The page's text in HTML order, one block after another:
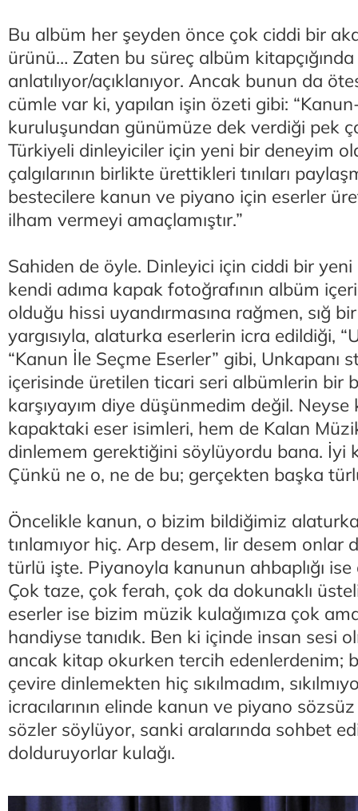
Bu albüm her şeyden önce çok ciddi bir
ürünü… Zaten bu süreç albüm kitapçığında
anlatılıyor/açıklanıyor. Ancak bunun da
cümle var ki, yapılan işin özeti gibi:
kuruluşundan günümüze dek verdiği pek
Türkiyeli dinleyiciler için yeni bir deneyim
çalgılarının birlikte ürettikleri tınıları
bestecilere kanun ve piyano için eserler
ilham vermeyi amaçlamıştır.”
Sahiden de öyle. Dinleyici için ciddi bir
kendi adıma kapak fotoğrafının albüm
olduğu hissi uyandırmasına rağmen, sığ
yargısıyla, alaturka eserlerin icra edildiği,
“Kanun İle Seçme Eserler” gibi, Unkapanı
içerisinde üretilen ticari seri albümlerin bir
karşıyayım diye düşünmedim değil.
kapaktaki eser isimleri, hem de Kalan
dinlemem gerektiğini söylüyordu bana. İyi
Çünkü ne o, ne de bu; gerçekten başka
Öncelikle kanun, o bizim bildiğimiz
tınlamıyor hiç. Arp desem, lir desem onlar
türlü işte. Piyanoyla kanunun ahbaplığı ise
Çok taze, çok ferah, çok da dokunaklı
eserler ise bizim müzik kulağımıza çok
handiyse tanıdık. Ben ki içinde insan sesi
ancak kitap okurken tercih edenlerdenim;
çevire dinlemekten hiç sıkılmadım,
icracılarının elinde kanun ve piyano
sözler söylüyor, sanki aralarında sohbet
dolduruyorlar kulağı.